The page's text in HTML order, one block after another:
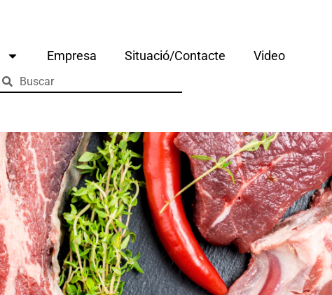
Empresa Situació/Contacte Video